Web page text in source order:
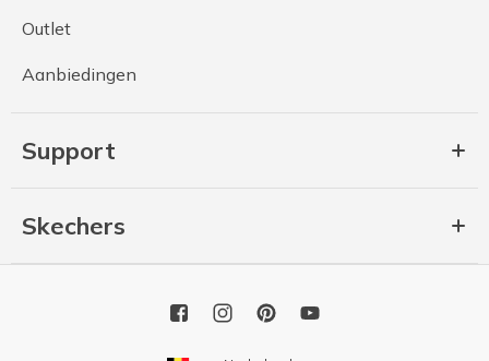
Outlet
Aanbiedingen
Support
Skechers